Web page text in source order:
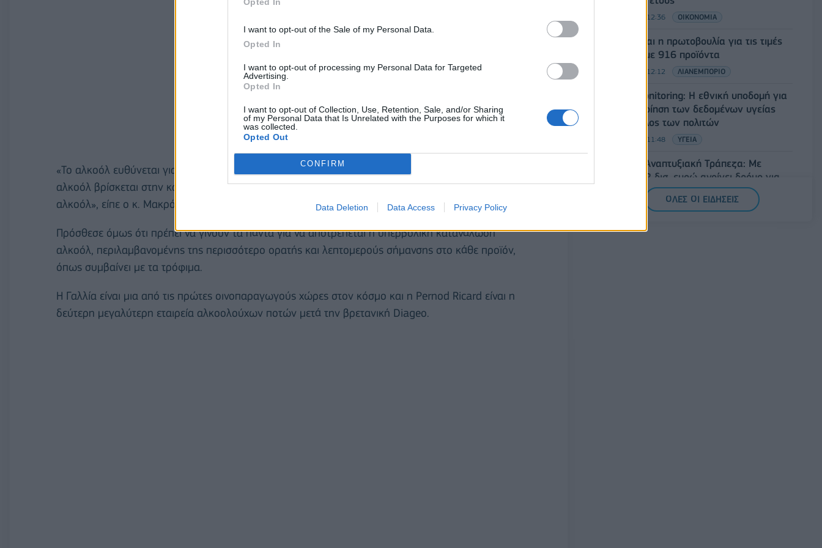
I want to opt-out of the Sale of my Personal Data.
Opted In
I want to opt-out of processing my Personal Data for Targeted
Advertising.
Opted In
I want to opt-out of Collection, Use, Retention, Sale, and/or Sharing
of my Personal Data that Is Unrelated with the Purposes for which it
was collected.
Opted Out
CONFIRM
Data Deletion Data Access Privacy Policy
«Το αλκοόλ ευθύνεται για το ένα πέμπτο των καρκίνων που μπορούν να αποφευχθούν. Φυσικά το
αλκοόλ βρίσκεται στην καρδιά των παραδόσεών μας, δεν στοχεύουμε σε μια κοινωνία χωρίς
αλκοόλ», είπε ο κ. Μακρόν.
Πρόσθεσε όμως ότι πρέπει να γίνουν τα πάντα για να αποτρέπεται η υπερβολική κατανάλωση
αλκοόλ, περιλαμβανομένης της περισσότερο ορατής και λεπτομερούς σήμανσης στο κάθε προϊόν,
όπως συμβαίνει με τα τρόφιμα.
Η Γαλλία είναι μια από τις πρώτες οινοπαραγωγούς χώρες στον κόσμο και η Pernod Ricard είναι η
δεύτερη μεγαλύτερη εταιρεία αλκοολούχων ποτών μετά την βρετανική Diageo.
08/08/2026 - 12:36 ΟΙΚΟΝΟΜΙΑ
Διευρύνεται η πρωτοβουλία για τις τιμές
στο ράφι με 916 προϊόντα
08/08/2026 - 12:12 ΛΙΑΝΕΜΠΟΡΙΟ
Health Monitoring: Η εθνική υποδομή για
την αξιοποίηση των δεδομένων υγείας
προς όφελος των πολιτών
08/08/2026 - 11:48 ΥΓΕΙΑ
Ελληνική Αναπτυξιακή Τράπεζα: Με
«προίκα» 2 δισ. ευρώ ανοίγει δρόμο για
δάνεια έως 5 δισ. σε μικρομεσαίες
08/08/2026 - 11:22
5G παντού, 6G στον ορίζοντα: Πού
ΟΛΕΣ ΟΙ ΕΙΔΗΣΕΙΣ